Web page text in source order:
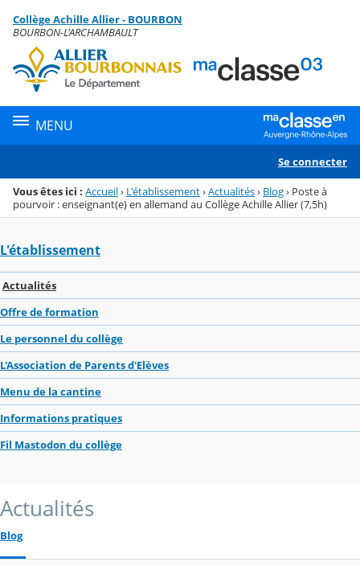
Menu de la rubrique
Contenu
Collège Achille Allier - BOURBON
BOURBON-L'ARCHAMBAULT
MENU
Se connecter
Vous êtes ici : Accueil› L'établissement›Actualités› Blog› Poste à
pourvoir : enseignant(e) en allemand au Collège Achille Allier (7,5h)
L'établissement
Actualités
Offre de formation
Le personnel du collège
L'Association de Parents d'Elèves
Menu de la cantine
Informations pratiques
Fil Mastodon du collège
Actualités
Blog